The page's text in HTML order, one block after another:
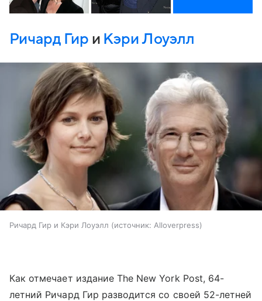
Ричард Гир и Кэри Лоуэлл
Ричард Гир и Кэри Лоуэлл источник: Alloverpress
Как отмечает издание The New York Post, 64-
летний Ричард Гир разводится со своей 52-летней